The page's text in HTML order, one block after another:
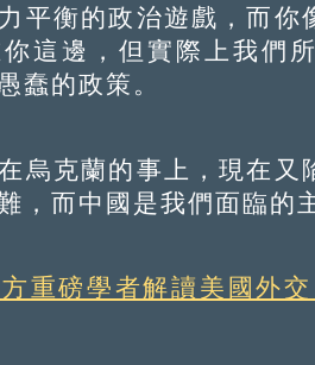
衡的政治遊戲，而你
這邊，但實際上我們
蠢的政策。
克蘭的事上，現在又
，而中國是我們面臨的
重磅學者解讀美國外